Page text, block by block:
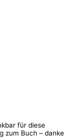
für diese
zum Buch – danke